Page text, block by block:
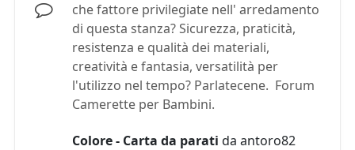
che fattore privilegiate nell' arredamento
di questa stanza? Sicurezza, praticità,
resistenza e qualità dei materiali,
creatività e fantasia, versatilità per
l'utilizzo nel tempo? Parlatecene. Forum
Camerette per Bambini.
Colore - Carta da parati da antoro82